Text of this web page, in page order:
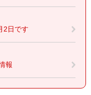
2日です
報